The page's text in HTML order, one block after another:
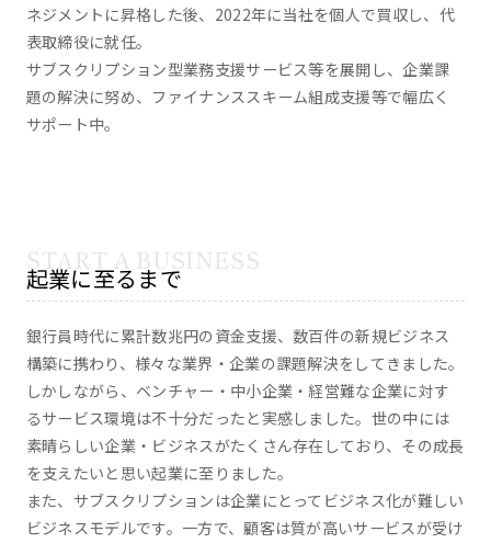
ネジメントに昇格した後、2022年に当社を個人で買収し、代
表取締役に就任。
サブスクリプション型業務支援サービス等を展開し、企業課
題の解決に努め、ファイナンススキーム組成支援等で幅広く
サポート中。
起業に至るまで
銀行員時代に累計数兆円の資金支援、数百件の新規ビジネス
構築に携わり、様々な業界・企業の課題解決をしてきました。
しかしながら、ベンチャー・中小企業・経営難な企業に対す
るサービス環境は不十分だったと実感しました。世の中には
素晴らしい企業・ビジネスがたくさん存在しており、その成長
を支えたいと思い起業に至りました。
また、サブスクリプションは企業にとってビジネス化が難しい
ビジネスモデルです。一方で、顧客は質が高いサービスが受け